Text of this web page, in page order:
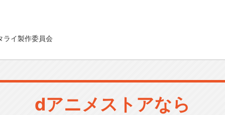
イ製作委員会
dアニメストアなら